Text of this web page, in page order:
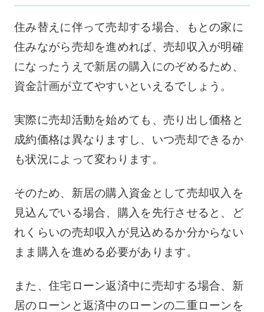
住み替えに伴って売却する場合、もとの家に
住みながら売却を進めれば、売却収入が明確
になったうえで新居の購入にのぞめるため、
資金計画が立てやすいといえるでしょう。
実際に売却活動を始めても、売り出し価格と
成約価格は異なりますし、いつ売却できるか
も状況によって変わります。
そのため、新居の購入資金として売却収入を
見込んでいる場合、購入を先行させると、ど
れくらいの売却収入が見込めるか分からない
まま購入を進める必要があります。
また、住宅ローン返済中に売却する場合、新
居のローンと返済中のローンの二重ローンを